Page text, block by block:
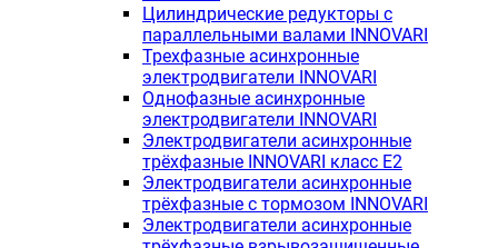
Цилиндрические редукторы с
параллельными валами INNOVARI
Трехфазные асинхронные
электродвигатели INNOVARI
Однофазные асинхронные
электродвигатели INNOVARI
Электродвигатели асинхронные
трёхфазные INNOVARI класс E2
Электродвигатели асинхронные
трёхфазные с тормозом INNOVARI
Электродвигатели асинхронные